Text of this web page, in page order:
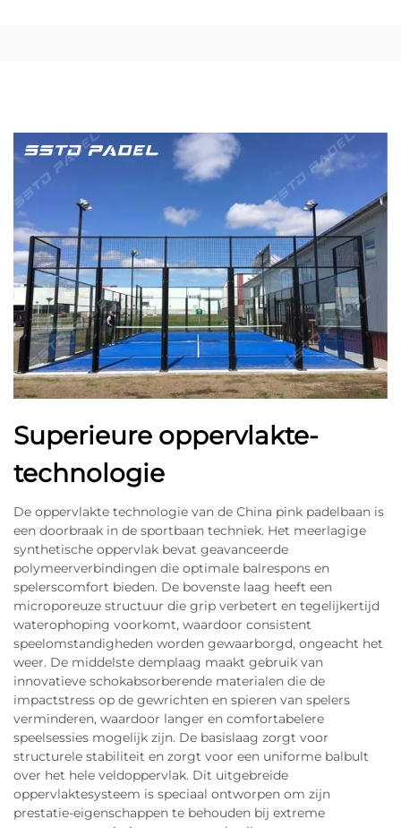
Superieure oppervlakte-
technologie
De oppervlakte technologie van de China pink padelbaan is
een doorbraak in de sportbaan techniek. Het meerlagige
synthetische oppervlak bevat geavanceerde
polymeerverbindingen die optimale balrespons en
spelerscomfort bieden. De bovenste laag heeft een
microporeuze structuur die grip verbetert en tegelijkertijd
waterophoping voorkomt, waardoor consistent
speelomstandigheden worden gewaarborgd, ongeacht het
weer. De middelste demplaag maakt gebruik van
innovatieve schokabsorberende materialen die de
impactstress op de gewrichten en spieren van spelers
verminderen, waardoor langer en comfortabelere
speelsessies mogelijk zijn. De basislaag zorgt voor
structurele stabiliteit en zorgt voor een uniforme balbult
over het hele veldoppervlak. Dit uitgebreide
oppervlaktesysteem is speciaal ontworpen om zijn
prestatie-eigenschappen te behouden bij extreme